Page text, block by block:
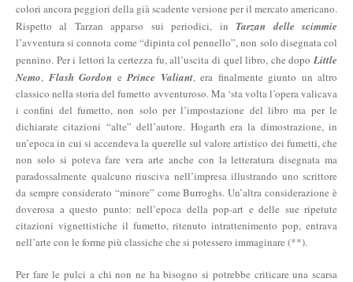
colori ancora peggiori della già scadente versione per il mercato americano.
Rispetto al Tarzan apparso sui periodici, in Tarzan delle scimmie
l’avventura si connota come “dipinta col pennello”, non solo disegnata col
pennino. Per i lettori la certezza fu, all’uscita di quel libro, che dopo Little
Nemo, Flash Gordon e Prince Valiant, era finalmente giunto un altro
classico nella storia del fumetto avventuroso. Ma ‘sta volta l’opera valicava
i confini del fumetto, non solo per l’impostazione del libro ma per le
dichiarate citazioni “alte” dell’autore. Hogarth era la dimostrazione, in
un’epoca in cui si accendeva la querelle sul valore artistico dei fumetti, che
non solo si poteva fare vera arte anche con la letteratura disegnata ma
paradossalmente qualcuno riusciva nell’impresa illustrando uno scrittore
da sempre considerato “minore” come Burroghs. Un’altra considerazione è
doverosa a questo punto: nell’epoca della pop-art e delle sue ripetute
citazioni vignettistiche il fumetto, ritenuto intrattenimento pop, entrava
nell’arte con le forme più classiche che si potessero immaginare (**).
Per fare le pulci a chi non ne ha bisogno si potrebbe criticare una scarsa